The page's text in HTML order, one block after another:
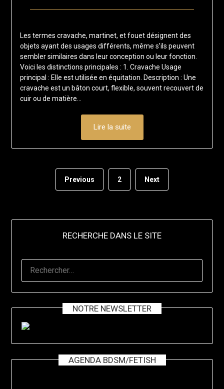
25
janvier
2025
Les termes cravache, martinet, et fouet désignent des
objets ayant des usages différents, même s’ils peuvent
sembler similaires dans leur conception ou leur fonction.
Voici les distinctions principales : 1. Cravache Usage
principal : Elle est utilisée en équitation. Description : Une
cravache est un bâton court, flexible, souvent recouvert de
cuir ou de matière…
Lire la suite
Previous 2 Next
RECHERCHE DANS LE SITE
NOTRE NEWSLETTER
AGENDA BDSM/FETISH